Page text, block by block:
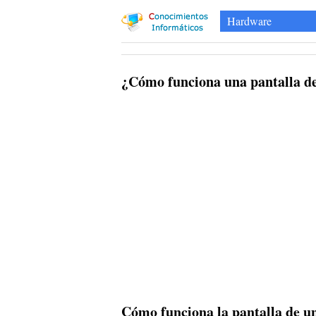
Hardware
¿Cómo funciona una pantalla
Cómo funciona la pantalla de